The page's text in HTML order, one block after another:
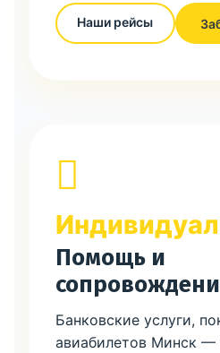
Наши рейсы
Помощь и
Банковские услуги,
авиабилетов Минск